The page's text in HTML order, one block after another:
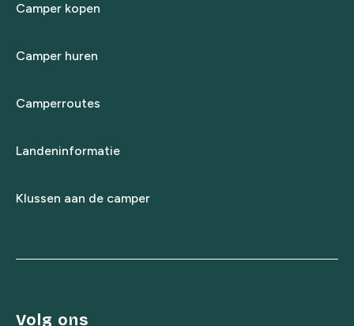
Camper kopen
Camper huren
Camperroutes
Landeninformatie
Klussen aan de camper
Volg ons